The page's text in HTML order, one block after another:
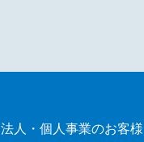
法人・個人事業のお客様